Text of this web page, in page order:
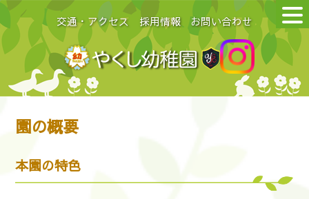
交通・アクセス 採用情報 お問い合わせ
園の概要
本園の特色